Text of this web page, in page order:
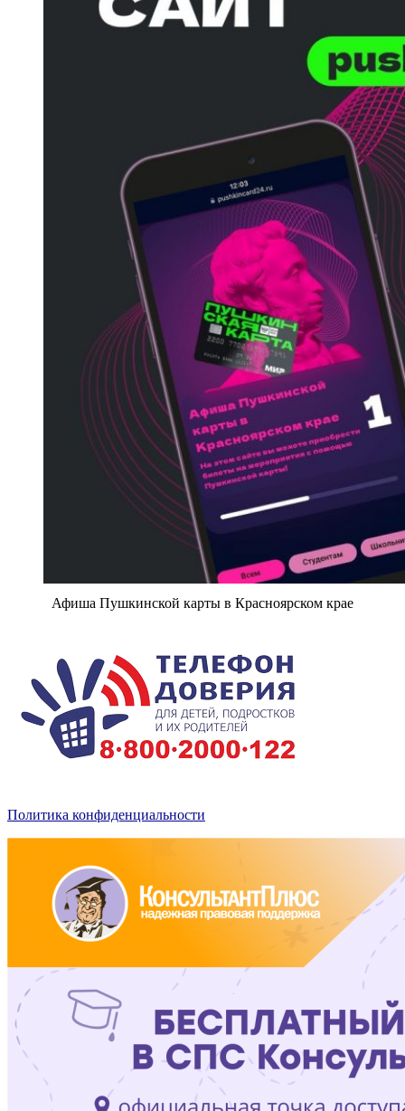
Афиша Пушкинской карты в Красноярском крае
Политика конфиденциальности